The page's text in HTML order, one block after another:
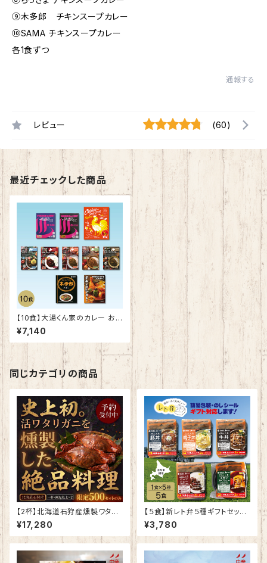
⑨木多郎 チキンスープカレー
⑩SAMA チキンスープカレー
各1食ずつ
通報する
レビュー (60)
最近チェックした商品
【10食】大湯くん家のカレー おす
すめセットアップ（10種×1食）|
特製ステッカー付 レーシングド
ライバー 都史樹 選手 実家
¥7,140
同じカテゴリの商品
【2杯】北海道石狩産燻製ワタリ
ガニ 1杯400g以上 ｜北海
道産石狩産 産地取れ立て
燻製 加工食品 カニ ワタリ
¥17,280
【５食】新レト弁５種ギフトセット
｜ タイムパフォーマンス飯
¥3,780